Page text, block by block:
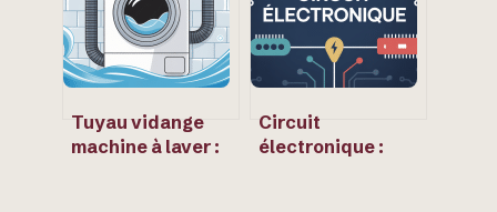
Tuyau vidange
machine à laver :
Circuit
électronique :